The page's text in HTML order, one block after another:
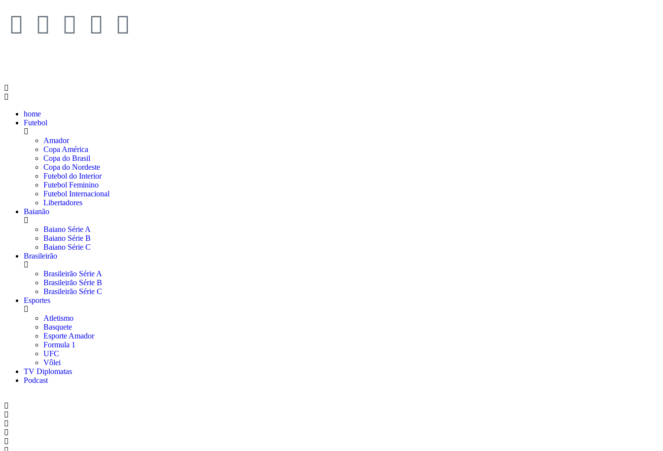
home
Futebol
Amador
Copa América
Copa do Brasil
Copa do Nordeste
Futebol do Interior
Futebol Feminino
Futebol Internacional
Libertadores
Baianão
Baiano Série A
Baiano Série B
Baiano Série C
Brasileirão
Brasileirão Série A
Brasileirão Série B
Brasileirão Série C
Esportes
Atletismo
Basquete
Esporte Amador
Formula 1
UFC
Vôlei
TV Diplomatas
Podcast